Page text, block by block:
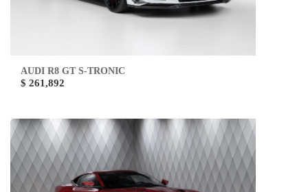
AUDI R8 GT S-TRONIC
$ 261,892